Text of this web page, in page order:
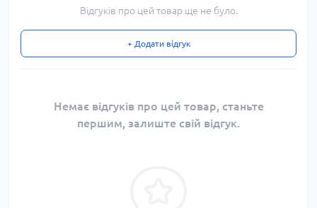
Відгуків про цей товар ще не було.
+ Додати відгук
Немає відгуків про цей товар, станьте
першим, залиште свій відгук.